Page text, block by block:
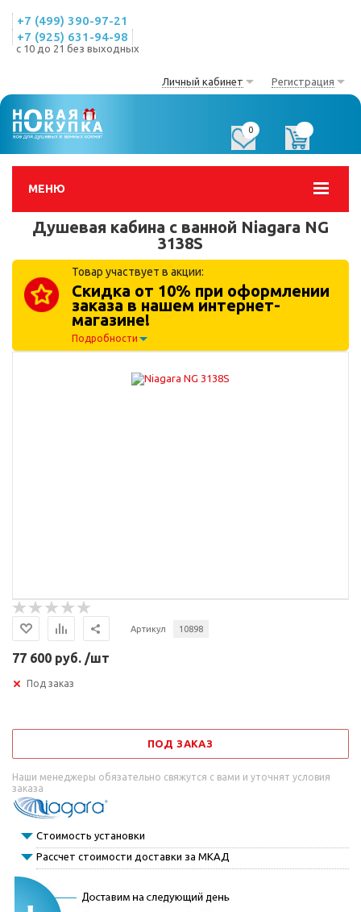
+7 (499) 390-97-21
+7 (925) 631-94-98
с 10 до 21 без выходных
Личный кабинет Регистрация
МЕНЮ
0
Душевая кабина с ванной Niagara NG
3138S
Товар участвует в акции:
Скидка от 10% при оформлении
заказа в нашем интернет-
магазине!
Подробности
Артикул 10898
77 600 руб. /шт
Под заказ
ПОД ЗАКАЗ
Наши менеджеры обязательно свяжутся с вами и уточнят условия
заказа
Стоимость установки
Рассчет стоимости доставки за МКАД